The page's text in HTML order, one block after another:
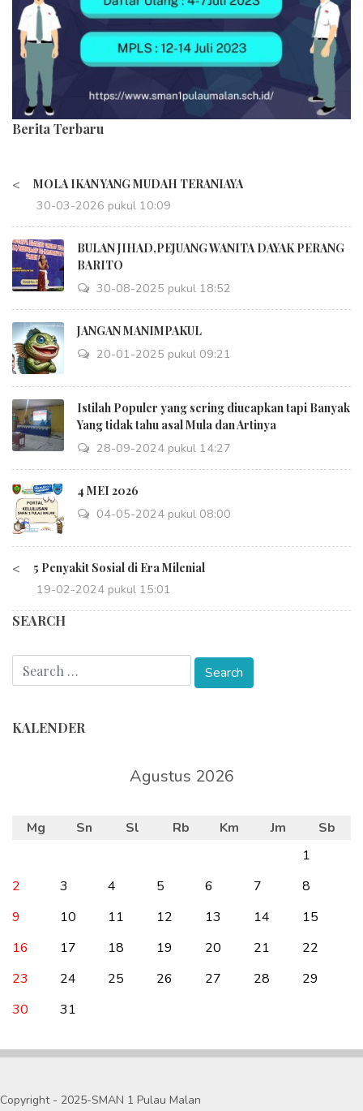
Berita Terbaru
< MOLA IKAN YANG MUDAH TERANIAYA
30-03-2026 pukul 10:09
BULAN JIHAD,PEJUANG WANITA DAYAK PERANG
BARITO
30-08-2025 pukul 18:52
JANGAN MANIMPAKUL
20-01-2025 pukul 09:21
Istilah Populer yang sering diucapkan tapi Banyak
Yang tidak tahu asal Mula dan Artinya
28-09-2024 pukul 14:27
4 MEI 2026
04-05-2024 pukul 08:00
< 5 Penyakit Sosial di Era Milenial
19-02-2024 pukul 15:01
SEARCH
KALENDER
Agustus 2026
Mg Sn Sl Rb Km Jm
Sb
1
2
3 4 5 6 7
8
9
10 11 12 13 14
15
16
17 18 19 20 21
22
23
24 25 26 27 28
29
30
31
Copyright - 2025-SMAN 1 Pulau Malan